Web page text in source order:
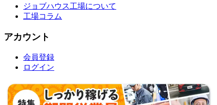
ジョブハウス工場について
工場コラム
アカウント
会員登録
ログイン